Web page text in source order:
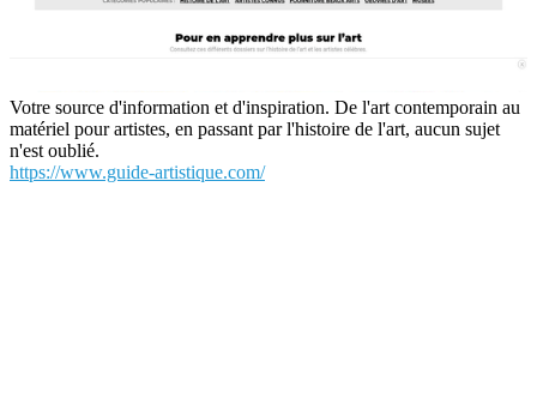
Votre source d'information et d'inspiration. De l'art contemporain au
matériel pour artistes, en passant par l'histoire de l'art, aucun sujet
n'est oublié.
https://www.guide-artistique.com/